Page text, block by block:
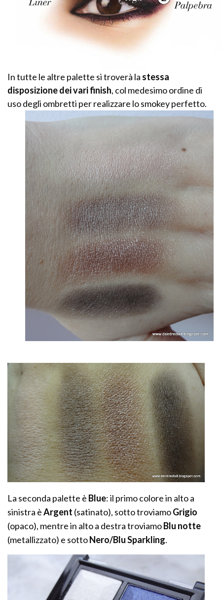
In tutte le altre palette si troverà la stessa
disposizione dei vari finish, col medesimo ordine di
uso degli ombretti per realizzare lo smokey perfetto.
La seconda palette è Blue: il primo colore in alto a
sinistra èArgent (satinato), sotto troviamoGrigio
(opaco), mentre in alto a destra troviamoBlu notte
(metallizzato) e sottoNero/Blu Sparkling.